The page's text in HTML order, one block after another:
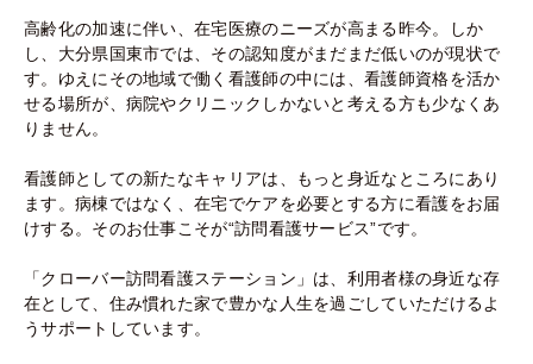
高齢化の加速に伴い、在宅医療のニーズが高まる昨今。
しか
し、大分県国東市では、その認知度がまだまだ低いのが現状で
す。 ゆえにその地域で働く看護師の中には、看護師資格を活か
せる場所が、 病院やクリニックしかないと考える方も少なくあ
りません。
看護師としての新たなキャリアは、もっと身近なところにあり
ます。 病棟ではなく、在宅でケアを必要とする方に看護をお届
けする。 そのお仕事こそが“訪問看護サービス”です。
「クローバー訪問看護ステーション」は、利用者様の身近な存
在として、 住み慣れた家で豊かな人生を過ごしていただけるよ
うサポートしています。